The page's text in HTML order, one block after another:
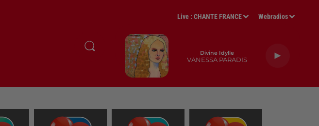
Live :CHANTE FRANCE Webradios
Divine Idylle
VANESSA PARADIS